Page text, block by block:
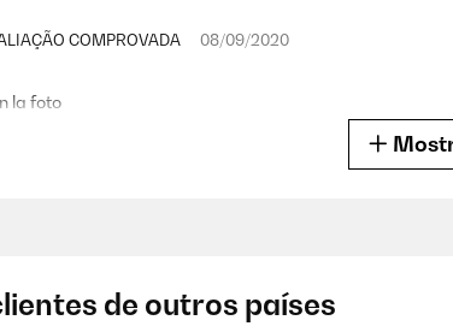
COMPROVADA 08/09/2020
la foto
Combina muy bien con un mueble blanco de sala.
de outros países